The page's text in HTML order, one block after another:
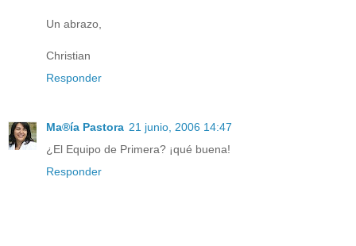
Un abrazo,
Christian
Responder
Ma®ía Pastora 21 junio, 2006 14:47
¿El Equipo de Primera? ¡qué buena!
Responder